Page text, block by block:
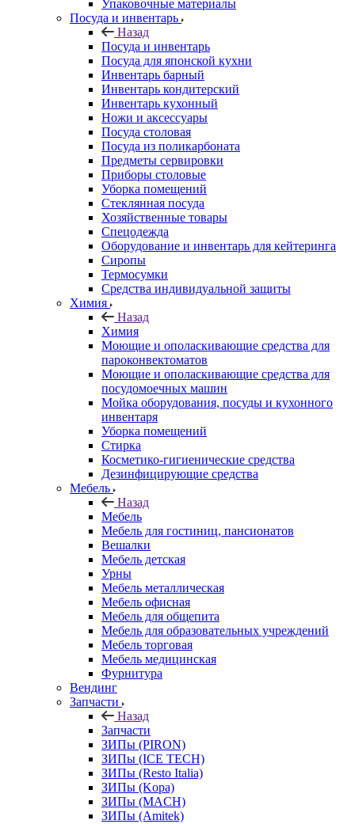
Упаковочные материалы
Посуда и инвентарь
Назад
Посуда и инвентарь
Посуда для японской кухни
Инвентарь барный
Инвентарь кондитерский
Инвентарь кухонный
Ножи и аксессуары
Посуда столовая
Посуда из поликарбоната
Предметы сервировки
Приборы столовые
Уборка помещений
Стеклянная посуда
Хозяйственные товары
Спецодежда
Оборудование и инвентарь для кейтеринга
Сиропы
Термосумки
Средства индивидуальной защиты
Химия
Назад
Химия
Моющие и ополаскивающие средства для
пароконвектоматов
Моющие и ополаскивающие средства для
посудомоечных машин
Мойка оборудования, посуды и кухонного
инвентаря
Уборка помещений
Стирка
Косметико-гигиенические средства
Дезинфицирующие средства
Мебель
Назад
Мебель
Мебель для гостиниц, пансионатов
Вешалки
Мебель детская
Урны
Мебель металлическая
Мебель офисная
Мебель для общепита
Мебель для образовательных учреждений
Мебель торговая
Мебель медицинская
Фурнитура
Вендинг
Запчасти
Назад
Запчасти
ЗИПы (PIRON)
ЗИПы (ICE TECH)
ЗИПы (Resto Italia)
ЗИПы (Kopa)
ЗИПы (MACH)
ЗИПы (Amitek)